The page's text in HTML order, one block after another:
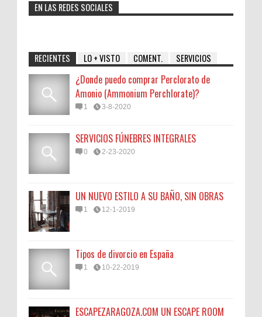
EN LAS REDES SOCIALES
RECIENTES LO + VISTO COMENT. SERVICIOS
¿Donde puedo comprar Perclorato de
Amonio (Ammonium Perchlorate)?
1 3-8-2020
SERVICIOS FÚNEBRES INTEGRALES
0 2-23-2020
UN NUEVO ESTILO A SU BAÑO, SIN OBRAS
1 12-1-2019
Tipos de divorcio en España
1 10-22-2019
ESCAPEZARAGOZA.COM UN ESCAPE ROOM